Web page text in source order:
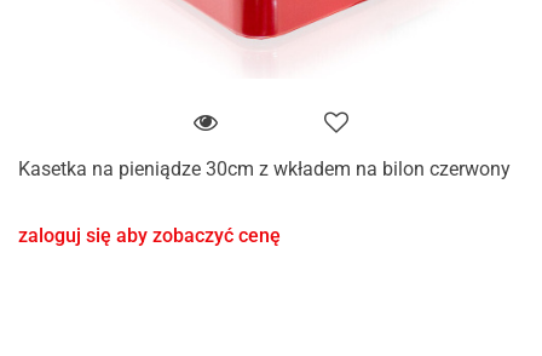
Kasetka na pieniądze 30cm z wkładem na bilon czerwony
zaloguj się aby zobaczyć cenę